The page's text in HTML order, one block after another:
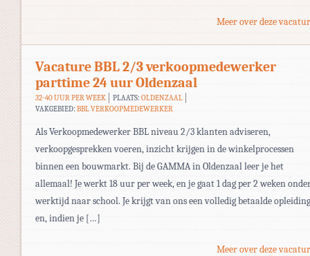
Meer over deze
Vacature BBL 2/3 verkoopmedewerker
parttime 24 uur Oldenzaal
32-40 UUR PER WEEK PLAATS: OLDENZAAL
VAKGEBIED: BBL VERKOOPMEDEWERKER
Als Verkoopmedewerker BBL niveau 2/3 klanten adviseren,
verkoopgesprekken voeren, inzicht krijgen in de winkelprocessen
binnen een bouwmarkt. Bij de GAMMA in Oldenzaal leer je het
allemaal! Je werkt 18 uur per week, en je gaat 1 dag per 2 weken
werktijd naar school. Je krijgt van ons een volledig betaalde opleiding
en, indien je […]
Meer over deze